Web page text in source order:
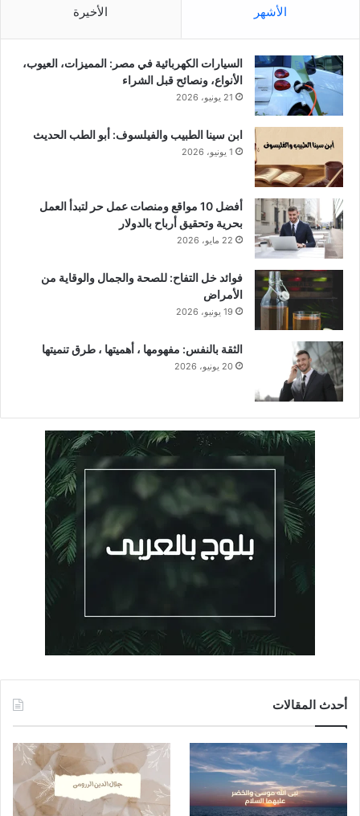
الأشهر الأخيرة
السيارات الكهربائية في مصر: المميزات، العيوب،
الأنواع، ونصائح قبل الشراء
21 يونيو، 2026
ابن سينا الطبيب والفيلسوف: أبو الطب الحديث
1 يونيو، 2026
أفضل 10 مواقع ومنصات عمل حر لتبدأ العمل
بحرية وتحقيق أرباح بالدولار
22 مايو، 2026
فوائد خل التفاح: للصحة والجمال والوقاية من
الأمراض
19 يونيو، 2026
الثقة بالنفس: مفهومها ، أهميتها ، طرق تنميتها
20 يونيو، 2026
أحدث المقالات